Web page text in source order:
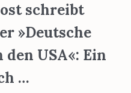
schreibt
»Deutsche
den USA«: Ein
…